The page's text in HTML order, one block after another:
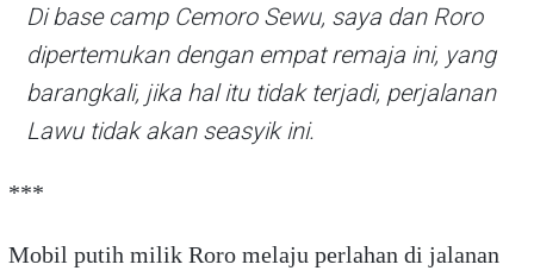
Dibase campCemoro Sewu, saya dan Roro
dipertemukan dengan empat remaja ini, yang
barangkali, jika hal itu tidak terjadi, perjalanan
Lawu tidak akan seasyik ini.
***
Mobil putih milik Roro melaju perlahan di jalanan